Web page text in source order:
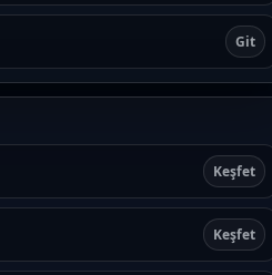
Git
Keşfet
Keşfet